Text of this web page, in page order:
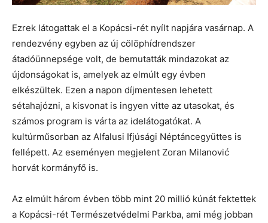
Ezrek látogattak el a Kopácsi-rét nyílt napjára vasárnap. A
rendezvény egyben az új cölöphídrendszer
átadóünnepsége volt, de bemutatták mindazokat az
újdonságokat is, amelyek az elmúlt egy évben
elkészültek. Ezen a napon díjmentesen lehetett
sétahajózni, a kisvonat is ingyen vitte az utasokat, és
számos program is várta az idelátogatókat. A
kultúrműsorban az Alfalusi Ifjúsági Néptáncegyüttes is
fellépett. Az eseményen megjelent Zoran Milanović
horvát kormányfő is.
Az elmúlt három évben több mint 20 millió kúnát fektettek
a Kopácsi-rét Természetvédelmi Parkba, ami még jobban